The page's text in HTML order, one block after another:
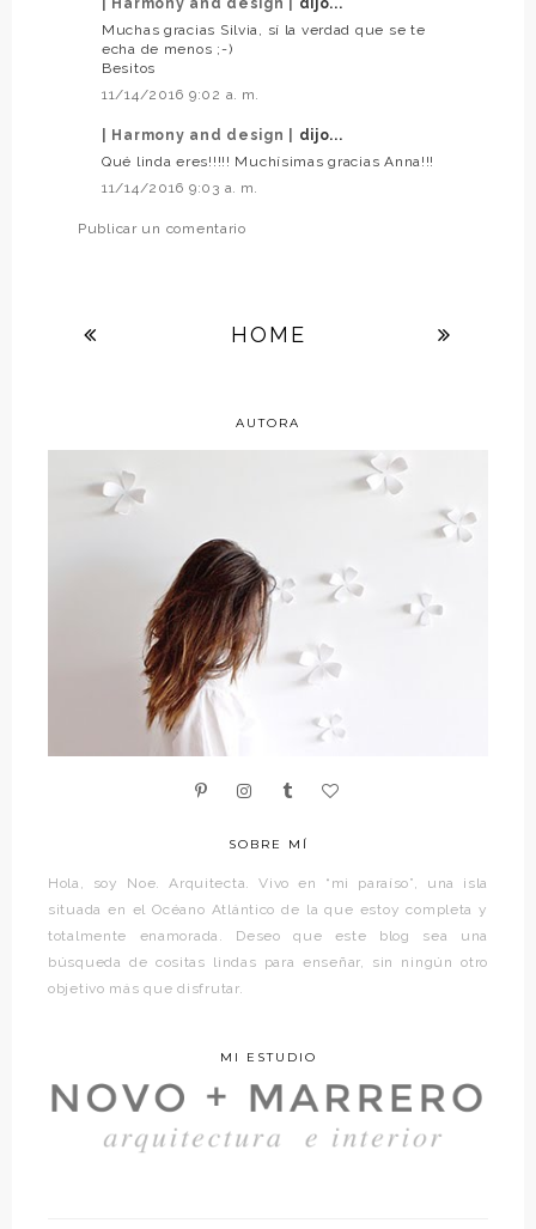
Muchas gracias Silvia, sí la verdad que se te
echa de menos ;-)
Besitos
11/14/2016 9:02 a. m.
| Harmony and design |
dijo...
Qué linda eres!!!!! Muchísimas gracias Anna!!!
11/14/2016 9:03 a. m.
Publicar un comentario
HOME
AUTORA
SOBRE MÍ
Hola, soy Noe. Arquitecta. Vivo en “mi paraíso”, una isla
situada en el Océano Atlántico de la que estoy completa y
totalmente enamorada. Deseo que este blog sea una
búsqueda de cositas lindas para enseñar, sin ningún otro
objetivo más que disfrutar.
MI ESTUDIO